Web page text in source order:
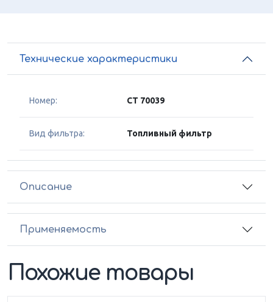
Технические характеристики
Номер: CT 70039
Вид фильтра: Топливный фильтр
Описание
Применяемость
Похожие товары